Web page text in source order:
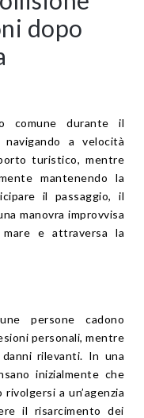
dopo
comune durante il
a velocità
turistico, mentre
mantenendo la
il passaggio, il
manovra improvvisa
e attraversa la
persone cadono
personali, mentre
rilevanti. In una
inizialmente che
a un’agenzia
il risarcimento dei